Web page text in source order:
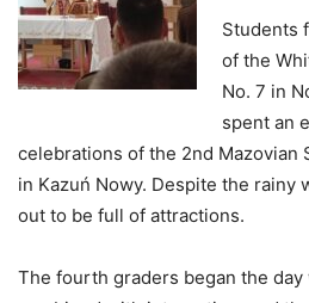
Students
of the
No. 7 in
spent an
celebrations of the 2nd Mazovian
in Kazuń Nowy. Despite the rainy
out to be full of attractions.
The fourth graders began the